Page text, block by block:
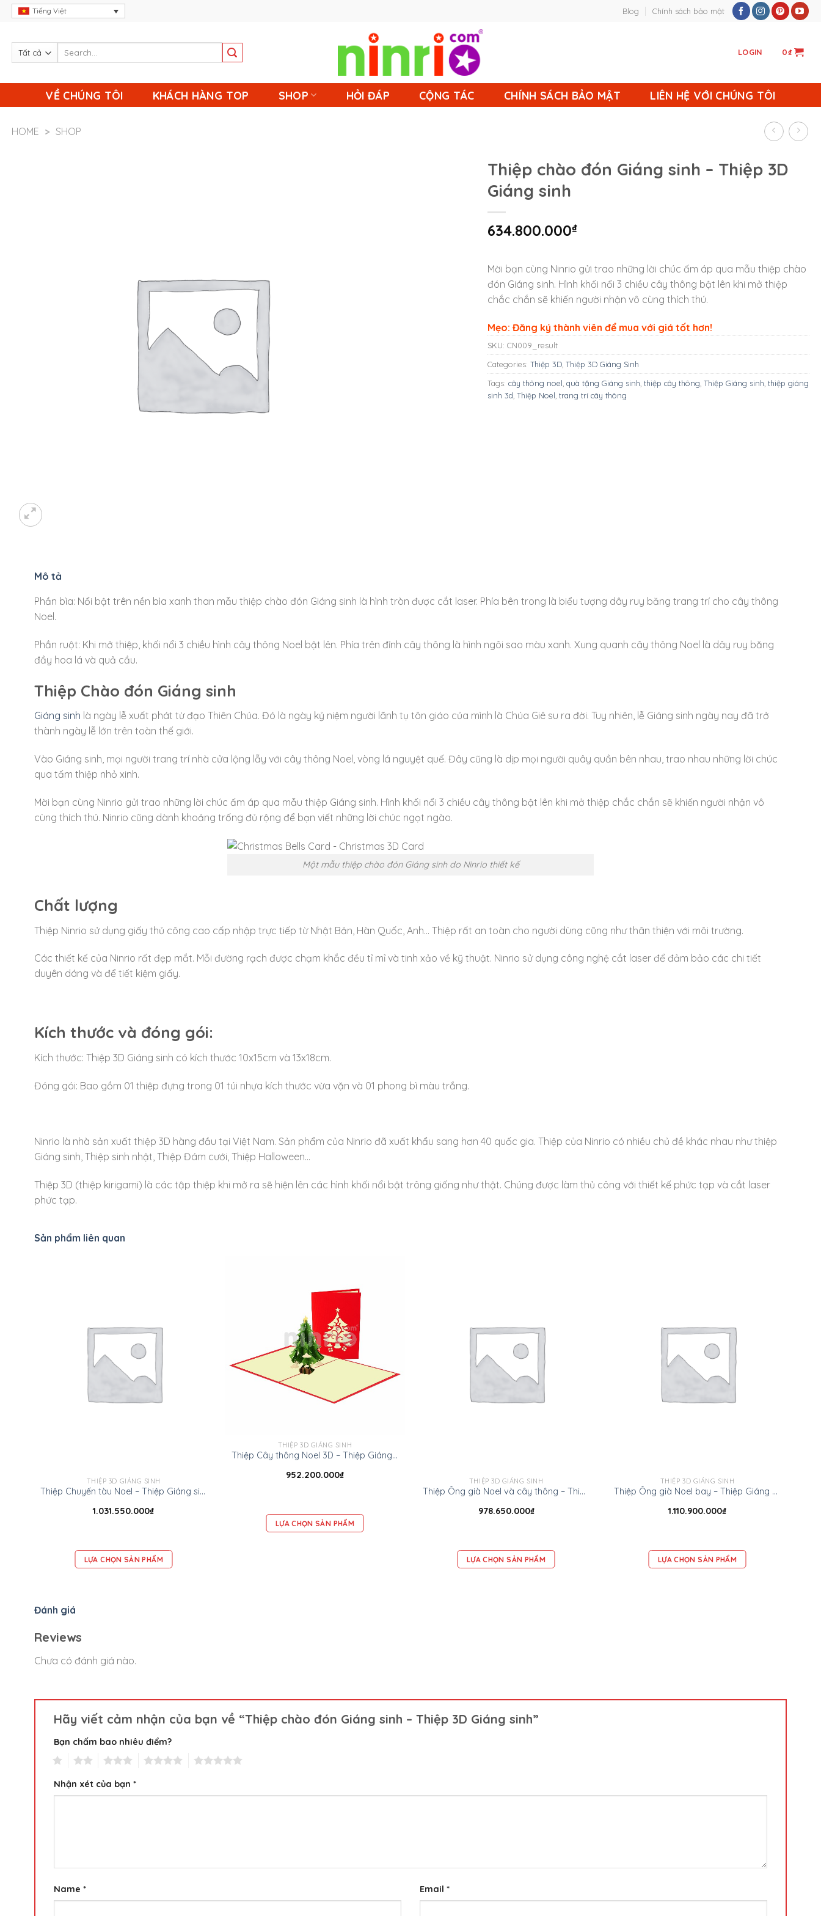
Skip
Tiếng Việt Blog Chính sách bảo mật
LOGIN 0₫
VỀ CHÚNG TÔI KHÁCH HÀNG TOP SHOP HỎI ĐÁP CỘNG TÁC CHÍNH SÁCH BẢO MẬT LIÊN HỆ VỚI CHÚNG TÔI
HOME > SHOP
Thiệp chào đón Giáng sinh – Thiệp 3D
Giáng sinh
634.800.000₫
Mời bạn cùng Ninrio gửi trao những lời chúc ấm áp qua mẫu thiệp chào
đón Giáng sinh. Hình khối nổi 3 chiều cây thông bật lên khi mở thiệp
chắc chắn sẽ khiến người nhận vô cùng thích thú.
Mẹo: Đăng ký thành viên để mua với giá tốt hơn!
SKU:CN009_result
Categories:Thiệp 3D ,Thiệp 3D Giáng Sinh
Tags:cây thông noel ,quà tặng Giáng sinh ,thiệp cây thông ,Thiệp Giáng sinh ,thiệp giáng
sinh 3d ,Thiệp Noel ,trang trí cây thông
Mô tả
Phần bìa: Nổi bật trên nền bìa xanh than mẫu thiệp chào đón Giáng sinh là hình tròn được cắt laser. Phía bên trong là biểu tượng dây ruy băng trang trí cho cây thông
Noel.
Phần ruột: Khi mở thiệp, khối nổi 3 chiều hình cây thông Noel bật lên. Phía trên đỉnh cây thông là hình ngôi sao màu xanh. Xung quanh cây thông Noel là dây ruy băng
đầy hoa lá và quả cầu.
Thiệp Chào đón Giáng sinh
Giáng sinh là ngày lễ xuất phát từ đạo Thiên Chúa. Đó là ngày kỷ niệm người lãnh tụ tôn giáo của mình là Chúa Giê su ra đời. Tuy nhiên, lễ Giáng sinh ngày nay đã trở
thành ngày lễ lớn trên toàn thế giới.
Vào Giáng sinh, mọi người trang trí nhà cửa lộng lẫy với cây thông Noel, vòng lá nguyệt quế. Đây cũng là dịp mọi người quây quần bên nhau, trao nhau những lời chúc
qua tấm thiệp nhỏ xinh.
Mời bạn cùng Ninrio gửi trao những lời chúc ấm áp qua mẫu thiệp Giáng sinh. Hình khối nổi 3 chiều cây thông bật lên khi mở thiệp chắc chắn sẽ khiến người nhận vô
cùng thích thú. Ninrio cũng dành khoảng trống đủ rộng để bạn viết những lời chúc ngọt ngào.
Một mẫu thiệp chào đón Giáng sinh do Ninrio thiết kế
Chất lượng
Thiệp Ninrio sử dụng giấy thủ công cao cấp nhập trực tiếp từ Nhật Bản, Hàn Quốc, Anh… Thiệp rất an toàn cho người dùng cũng như thân thiện với môi trường.
Các thiết kế của Ninrio rất đẹp mắt. Mỗi đường rạch được chạm khắc đều tỉ mỉ và tinh xảo về kỹ thuật. Ninrio sử dụng công nghệ cắt laser để đảm bảo các chi tiết
duyên dáng và để tiết kiệm giấy.
Kích thước và đóng gói:
Kích thước: Thiệp 3D Giáng sinh có kích thước 10x15cm và 13x18cm.
Đóng gói: Bao gồm 01 thiệp đựng trong 01 túi nhựa kích thước vừa vặn và 01 phong bì màu trắng.
Ninrio là nhà sản xuất thiệp 3D hàng đầu tại Việt Nam. Sản phẩm của Ninrio đã xuất khẩu sang hơn 40 quốc gia. Thiệp của Ninrio có nhiều chủ đề khác nhau như thiệp
Giáng sinh, Thiệp sinh nhật, Thiệp Đám cưới, Thiệp Halloween…
Thiệp 3D (thiệp kirigami) là các tập thiệp khi mở ra sẽ hiện lên các hình khối nổi bật trông giống như thật. Chúng được làm thủ công với thiết kế phức tạp và cắt laser
phức tạp.
Sản phẩm liên quan
THIỆP 3D GIÁNG SINH
Thiệp Chuyến tàu Noel – Thiệp Giáng sinh 3D
1.031.550.000₫
LỰA CHỌN SẢN PHẨM
THIỆP 3D GIÁNG SINH
Thiệp Cây thông Noel 3D – Thiệp Giáng sinh 3D
952.200.000₫
LỰA CHỌN SẢN PHẨM
THIỆP 3D GIÁNG SINH
Thiệp Ông già Noel và cây thông – Thiệp Giáng sinh 3D
978.650.000₫
LỰA CHỌN SẢN PHẨM
THIỆP 3D GIÁNG SINH
Thiệp Ông già Noel bay – Thiệp Giáng sinh 3D
1.110.900.000₫
LỰA CHỌN SẢN PHẨM
Đánh giá
Reviews
Chưa có đánh giá nào.
Hãy viết cảm nhận của bạn về “Thiệp chào đón Giáng sinh – Thiệp 3D Giáng sinh”
Bạn chấm bao nhiêu điểm?
Nhận xét của bạn *
Name * Email *